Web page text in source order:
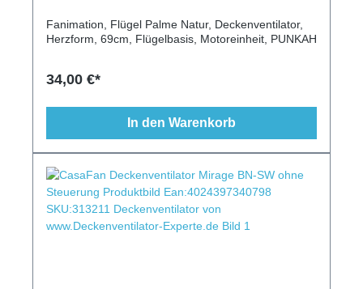
Fanimation, Flügel Palme Natur, Deckenventilator,
Herzform, 69cm, Flügelbasis, Motoreinheit, PUNKAH
34,00 €*
In den Warenkorb